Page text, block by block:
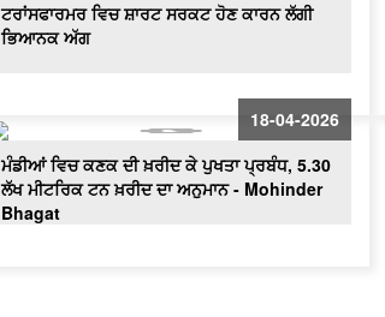
ਟਰਾਂਸਫਾਰਮਰ ਵਿਚ ਸ਼ਾਰਟ ਸਰਕਟ ਹੋਣ ਕਾਰਨ ਲੱਗੀ
ਭਿਆਨਕ ਅੱਗ
18-04-2026
ਮੰਡੀਆਂ ਵਿਚ ਕਣਕ ਦੀ ਖ਼ਰੀਦ ਕੇ ਪੁਖਤਾ ਪ੍ਰਬੰਧ, 5.30
ਲੱਖ ਮੀਟਰਿਕ ਟਨ ਖ਼ਰੀਦ ਦਾ ਅਨੁਮਾਨ - Mohinder
Bhagat